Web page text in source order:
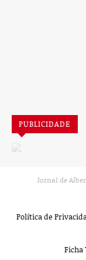
PUBLICIDADE
Jornal de
Política de
Ficha